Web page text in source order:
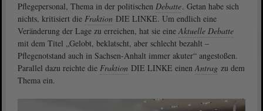
Pflegepersonal, Thema in der politischen Debatte. Getan habe sich
nichts, kritisiert die Fraktion DIE LINKE. Um endlich eine
Veränderung der Lage zu erreichen, hat sie eineAktuelle Debatte
mit dem Titel „Gelobt, beklatscht, aber schlecht bezahlt –
Pflegenotstand auch in Sachsen-Anhalt immer akuter“ angestoßen.
Parallel dazu reichte die Fraktion DIE LINKE einenAntrag zu dem
Thema ein.